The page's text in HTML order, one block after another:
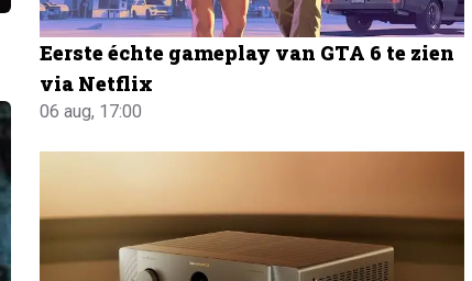
Eerste échte gameplay van GTA 6 te zien
via Netflix
06 aug, 17:00